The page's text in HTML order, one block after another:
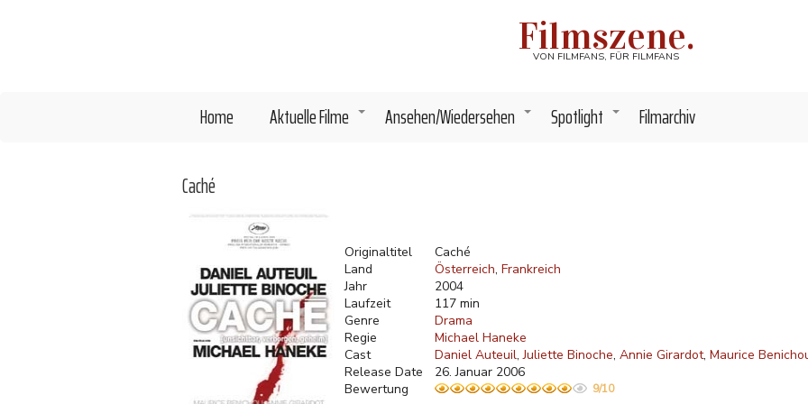
Filmszene.
VON FILMFANS, FÜR FILMFANS
Home +
Aktuelle Filme +
Ansehen/Wiedersehen +
Spotlight Filmarchiv
Caché
Originaltitel
Caché
Land
Österreich Frankreich
Jahr
2004
Laufzeit
117 min
Genre
Drama
Regie
Michael Haneke
Cast
Daniel Auteuil Juliette Binoche Annie Girardot Maurice
Release Date
26. Januar 2006
Bewertung
9/10